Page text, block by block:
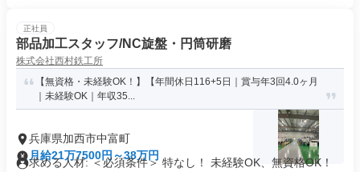
正社員
部品加工スタッフ/NC旋盤・円筒研磨
株式会社西村鉄工所
【無資格・未経験OK！】【年間休日116+5日｜賞与年3回4.0ヶ月
｜未経験OK｜年収35...
兵庫県加西市中富町
月給21万7500円～38万円
求める人材: ＜必須条件＞ 特なし！ 未経験OK、無資格OK！